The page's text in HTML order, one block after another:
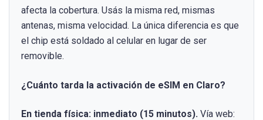
afecta la cobertura. Usás la misma red, mismas
antenas, misma velocidad. La única diferencia es que
el chip está soldado al celular en lugar de ser
removible.
¿Cuánto tarda la activación de eSIM en Claro?
En tienda física: inmediato (15 minutos). Vía web: